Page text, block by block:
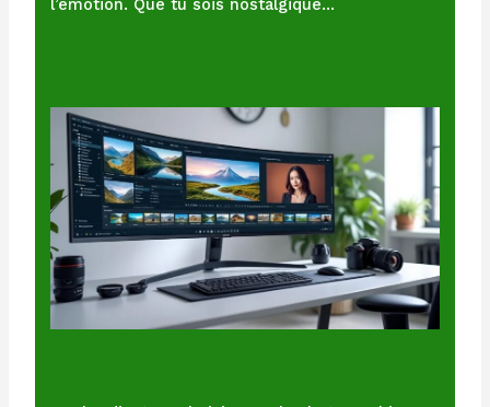
l’émotion. Que tu sois nostalgique…